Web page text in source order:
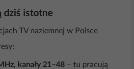
dziś istotne
TV naziemnej w Polsce
kanały 21–48 – tu pracują